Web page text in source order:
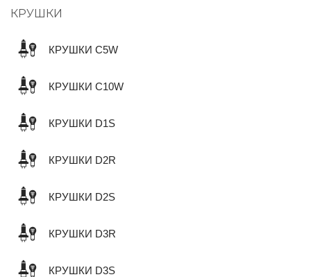
КРУШКИ
КРУШКИ C5W
КРУШКИ C10W
КРУШКИ D1S
КРУШКИ D2R
КРУШКИ D2S
КРУШКИ D3R
КРУШКИ D3S